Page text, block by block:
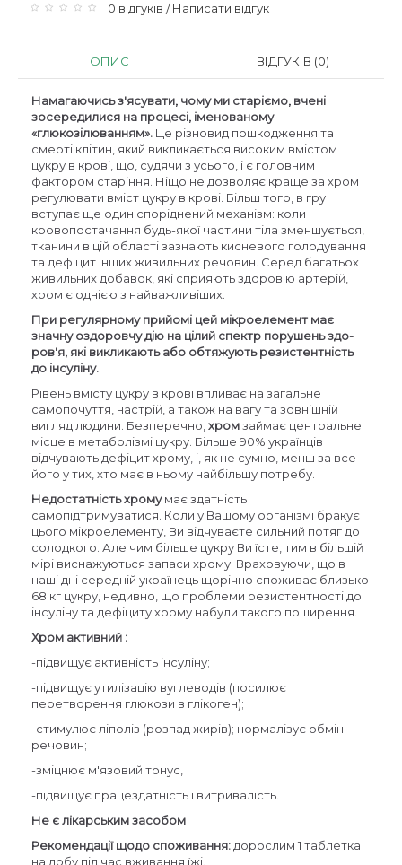
0 відгуків /Написати відгук
ОПИС ВІДГУКІВ (0)
Намагаючись з'ясувати, чому ми старіємо, вчені
зосередилися на процесі, іменованому
«глюкозілюванням». Це різновид пошкодження та
смерті клітин, який викликається високим вмістом
цукру в крові, що, судячи з усього, і є головним
фактором старіння. Ніщо не дозволяє краще за хром
регулювати вміст цукру в крові. Більш того, в гру
вступає ще один споріднений механізм: коли
кровопостачання будь-якої частини тіла зменшується,
тканини в цій області зазнають кисневого голодування
та дефіцит інших живильних речовин. Серед багатьох
живильних добавок, які сприяють здоров'ю артерій,
хром є однією з найважливіших.
При регулярному прийомі цей мікроелемент має
значну оздоровчу дію на цілий спектр порушень здо-
ров'я, які викликають або обтяжують резистентність
до інсуліну.
Рівень вмісту цукру в крові впливає на загальне
самопочуття, настрій, а також на вагу та зовнішній
вигляд людини. Безперечно, хромзаймає центральне
місце в метаболізмі цукру. Більше 90% українців
відчувають дефіцит хрому, і, як не сумно, менш за все
його у тих, хто має в ньому найбільшу потребу.
Недостатність хромумає здатність
самопідтримуватися. Коли у Вашому організмі бракує
цього мікроелементу, Ви відчуваєте сильний потяг до
солодкого. Але чим більше цукру Ви їсте, тим в більшій
мірі виснажуються запаси хрому. Враховуючи, що в
наші дні середній українець щорічно споживає близько
68 кг цукру, недивно, що проблеми резистентності до
інсуліну та дефіциту хрому набули такого поширення.
Хром активний :
-підвищує активність інсуліну;
-підвищує утилізацію вуглеводів (посилює
перетворення глюкози в глікоген);
-стимулює ліполіз (розпад жирів); нормалізує обмін
речовин;
-зміцнює м'язовий тонус,
-підвищує працездатність і витривалість.
Не є лікарським засобом
Рекомендації щодо споживання: дорослим 1 таблетка
на добу під час вживання їжі.